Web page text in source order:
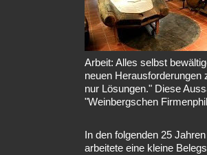
Arbeit: Alles selbst
neuen Herausforderungen
nur Lösungen." Diese
"Weinbergschen
In den folgenden 25 Jahren
arbeitete eine kleine